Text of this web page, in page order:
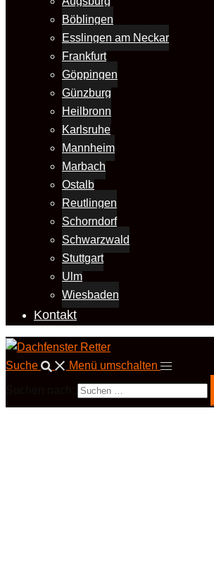
Böblingen
Esslingen am Neckar
Frankfurt
Göppingen
Günzburg
Heilbronn
Karlsruhe
Mannheim
Marbach
Ostalb
Reutlingen
Schorndorf
Schwarzwald
Stuttgart
Ulm
Wiesbaden
Kontakt
Suche Menü umschalten